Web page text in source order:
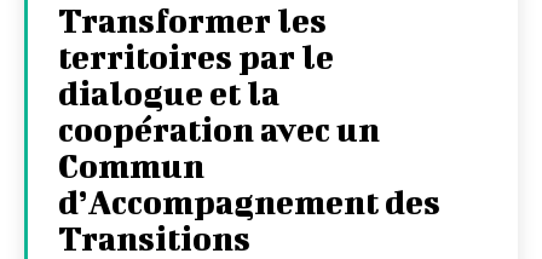
Transformer les
territoires par le
dialogue et la
coopération avec un
Commun
d’Accompagnement des
Transitions